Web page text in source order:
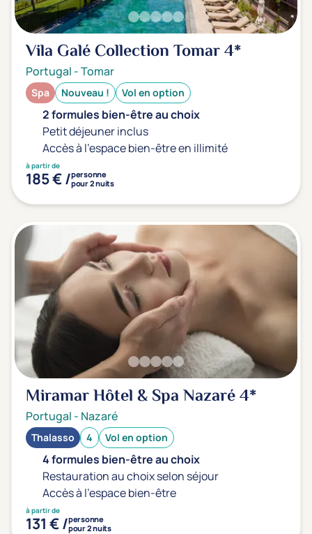
Type de séjour
Thalasso
Thématiques bien-être
Accès à l'espace bien-être
Massage, détente, Rituel du monde
Remise en forme
(0)
Beauté & anti-âge
(0)
Silhouette, Minceur
(0)
Gestion du stress / sommeil
Spécial dos
Prévention santé
(0)
Sport
(0)
Yoga
(0)
Offres spéciales
Vente Flash & Promo
Offres spéciales Solo
Distance de chez vous
Vila Galé Collection Tomar4*
Portugal -Tomar
Spa Nouveau ! Vol en option
2 formules bien-être au choix
Petit déjeuner inclus
Accès à l'espace bien-être en illimité
à partir de
185 € /personne
pour 2 nuits
Miramar Hôtel & Spa Nazaré4*
Portugal - Nazaré
Thalasso 4 Vol en option
4 formules bien-être au choix
Restauration au choix selon séjour
Accès à l'espace bien-être
à partir de
131 € /personne
pour 2 nuits